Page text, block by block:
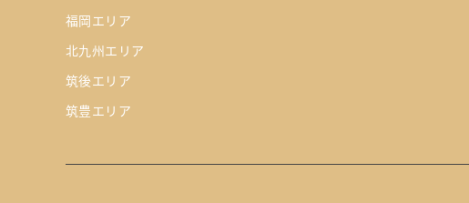
福岡エリア
北九州エリア
筑後エリア
筑豊エリア